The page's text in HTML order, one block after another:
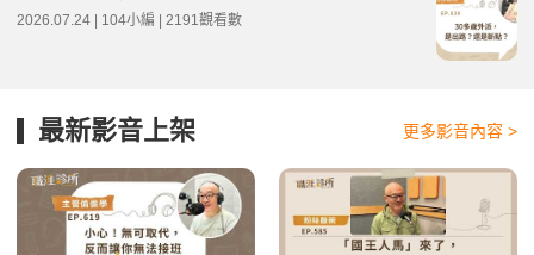
2026.07.24 | 104小編 | 2191觀看數
最新影音上架 更多影音內容 >